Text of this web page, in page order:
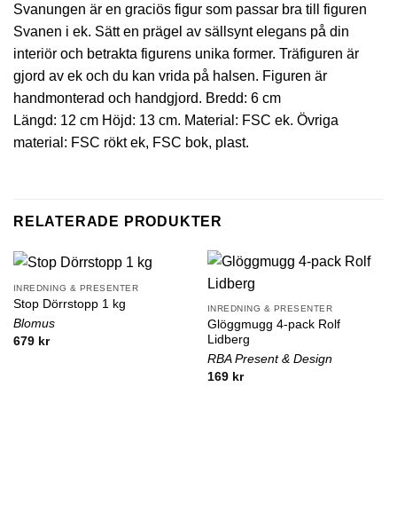
Svanungen är en graciös figur som passar bra till figuren
Svanen i ek. Sätt en prägel av sällsynt elegans på din
interiör och betrakta figurens unika former. Träfiguren är
gjord av ek och du kan vrida på halsen. Figuren är
handmonterad och handgjord. Bredd: 6 cm
Längd: 12 cm Höjd: 13 cm. Material: FSC ek. Övriga
material: FSC rökt ek, FSC bok, plast.
RELATERADE PRODUKTER
INREDNING & PRESENTER
Stop Dörrstopp 1 kg
Blomus
679 kr
INREDNING & PRESENTER
Glöggmugg 4-pack Rolf
Lidberg
RBA Present & Design
169 kr